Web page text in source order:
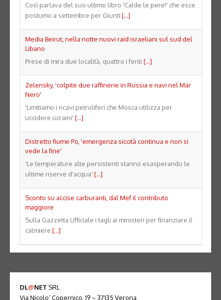
Così parlava del suo ultimo libro 'Calde le pere!' che esce
postumo a settembre per Giunti [...]
Media Beirut, nella notte nuovi raid israeliani sul sud del
Libano
Prese di mira due località, quattro i feriti [...]
Zelensky, 'colpite due raffinerie in Russia e navi nel Mar
Nero'
'Limitiamo i ricavi petroliferi che Mosca utilizza per
uccidere ucraini' [...]
Distretto fiume Po, 'emergenza siccità continua e non si
vede la fine'
'Le temperature alte persistenti stanno esasperando le
ultime riserve d'acqua' [...]
Sconto su accise carburanti, dal Mef il contributo
maggiore
Sulla Gazzetta Ufficiale i tagli ai ministeri per finanziare il
calmiere [...]
DL@NET SRL
Via Nicolo’ Copernico, 19 – 37135 Verona